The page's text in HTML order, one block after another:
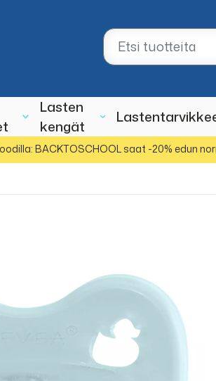
Lasten
kengät
BACKTOSCHOOL saat -20% edun